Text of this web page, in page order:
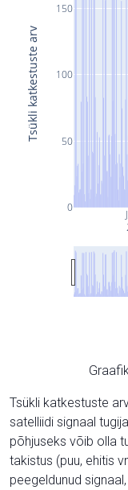
0
50
100
150
Tsükli katkestuste arv
Tsükli katkestuste
satelliidi signaal
põhjuseks võib olla
takistus (puu, ehitis
peegeldunud